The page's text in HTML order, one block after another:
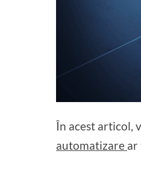
În acest articol,
automatizare ar